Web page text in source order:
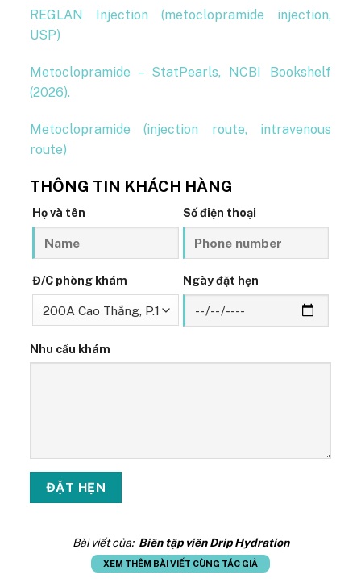
REGLAN Injection (metoclopramide injection,
USP)
Metoclopramide – StatPearls, NCBI Bookshelf
(2026).
Metoclopramide (injection route, intravenous
route)
THÔNG TIN KHÁCH HÀNG
Họ và tên Số điện thoại
Đ/C phòng khám Ngày đặt hẹn
Nhu cầu khám
Bài viết của: Biên tập viên Drip Hydration
XEM THÊM BÀI VIẾT CÙNG TÁC GIẢ